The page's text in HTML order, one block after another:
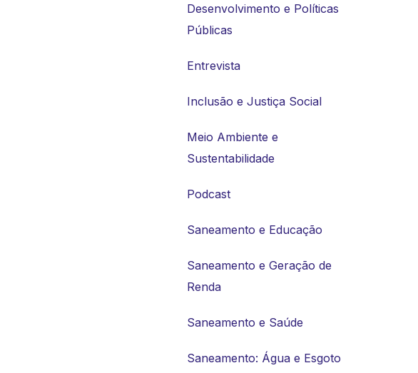
Desenvolvimento e Políticas
Públicas
Entrevista
Inclusão e Justiça Social
Meio Ambiente e
Sustentabilidade
Podcast
Saneamento e Educação
Saneamento e Geração de
Renda
Saneamento e Saúde
Saneamento: Água e Esgoto